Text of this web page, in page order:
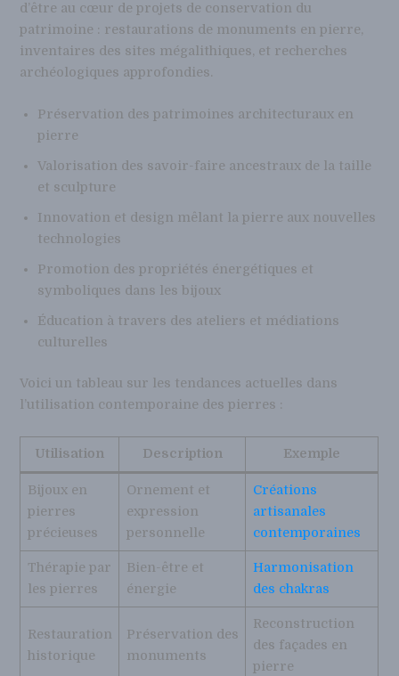
d’être au cœur de projets de conservation du
patrimoine : restaurations de monuments en pierre,
inventaires des sites mégalithiques, et recherches
archéologiques approfondies.
Préservation des patrimoines architecturaux en
pierre
Valorisation des savoir-faire ancestraux de la taille
et sculpture
Innovation et design mêlant la pierre aux nouvelles
technologies
Promotion des propriétés énergétiques et
symboliques dans les bijoux
Éducation à travers des ateliers et médiations
culturelles
Voici un tableau sur les tendances actuelles dans
l’utilisation contemporaine des pierres :
Utilisation Description Exemple
Bijoux en
pierres
précieuses
Ornement et
expression
personnelle
Créations
artisanales
contemporaines
Thérapie par
les pierres
Bien-être et
énergie
Harmonisation
des chakras
Restauration
historique
Préservation des
monuments
Reconstruction
des façades en
pierre